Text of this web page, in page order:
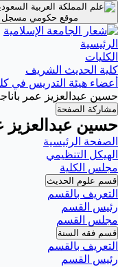
موقع حكومي مسجل
الرئيسية
الكليات
كلية الحديث الشريف
أعضاء هيئة التدريس في
حسين عبدالعزيز عمر
مشاركة الصفحة
حسين عبدالعزيز
الصفحة الرئيسية
الهيكل التنظيمي
مجلس الكلية
قسم علوم الحديث
التعريف بالقسم
رئيس القسم
مجلس القسم
قسم فقه السنة
التعريف بالقسم
رئيس القسم